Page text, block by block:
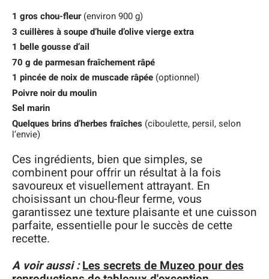
1 gros chou-fleur(environ 900 g)
3 cuillères à soupe d’huile d’olive vierge extra
1 belle gousse d’ail
70 g de parmesan fraîchement râpé
1 pincée de noix de muscade râpée (optionnel)
Poivre noir du moulin
Sel marin
Quelques brins d’herbes fraîches (ciboulette, persil, selon
l’envie)
Ces ingrédients, bien que simples, se
combinent pour offrir un résultat à la fois
savoureux et visuellement attrayant. En
choisissant un chou-fleur ferme, vous
garantissez une texture plaisante et une cuisson
parfaite, essentielle pour le succès de cette
recette.
A voir aussi : Les secrets de Muzeo pour des